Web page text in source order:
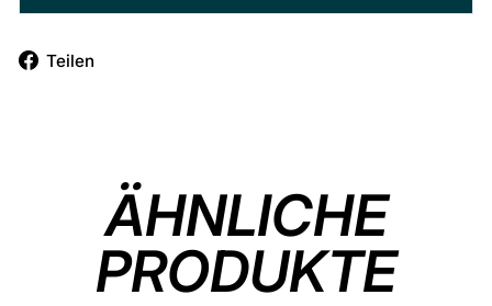
Teilen
ÄHNLICHE
PRODUKTE